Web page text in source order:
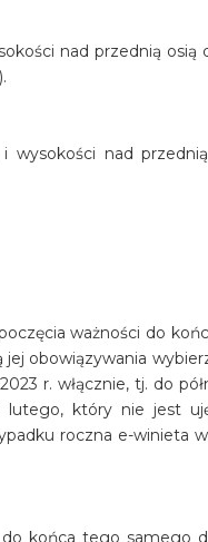
nad przednią osią
nad
ważności do
obowiązywania
r. włącznie, tj. do
który nie jest
roczna e-winieta
końca tego samego